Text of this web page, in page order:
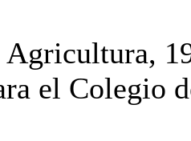
el Colegio